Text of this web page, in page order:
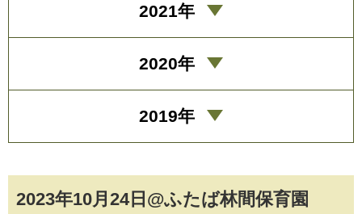
2023年10月24日@ふたば林間保育園
2021年
2020年
2019年